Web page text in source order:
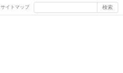
サイトマップ